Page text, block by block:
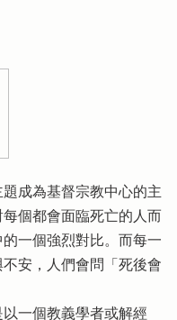
成為基督宗教中心的主
個都會面臨死亡的人而
一個強烈對比。而每一
安，人們會問「死後會
一個教義學者或解經